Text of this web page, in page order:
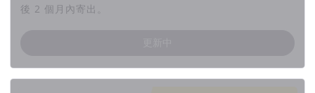
後 2 個月內寄出。